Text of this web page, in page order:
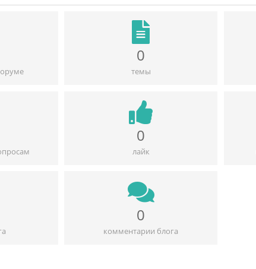
0
темы
0
лайк
0
комментарии блога